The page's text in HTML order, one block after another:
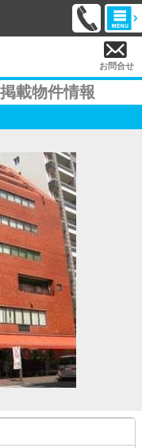
お問合せ
載物件情報